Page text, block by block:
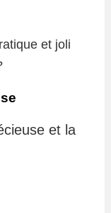
et joli
et la